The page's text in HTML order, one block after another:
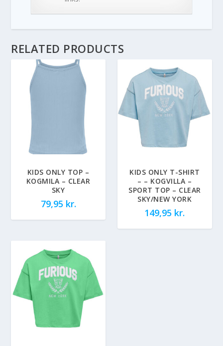
RELATED PRODUCTS
KIDS ONLY TOP –
KOGMILA – CLEAR
SKY
79,95 kr.
KIDS ONLY T-SHIRT
– – KOGVILLA –
SPORT TOP – CLEAR
SKY/NEW YORK
149,95 kr.